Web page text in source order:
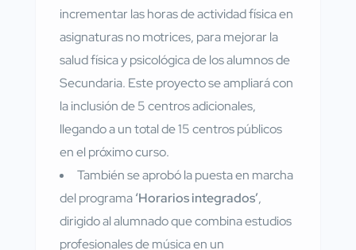
incrementar las horas de actividad física en
asignaturas no motrices, para mejorar la
salud física y psicológica de los alumnos de
Secundaria. Este proyecto se ampliará con
la inclusión de 5 centros adicionales,
llegando a un total de 15 centros públicos
en el próximo curso.
También se aprobó la puesta en marcha
del programa‘Horarios integrados’,
dirigido al alumnado que combina estudios
profesionales de música en un